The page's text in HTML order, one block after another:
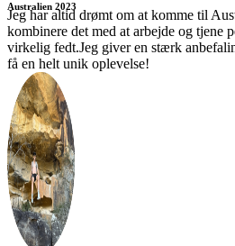
Australien 2023
Jeg har altid drømt om at komme til
kombinere det med at arbejde og tjene
virkelig fedt.Jeg giver en stærk
få en helt unik oplevelse!